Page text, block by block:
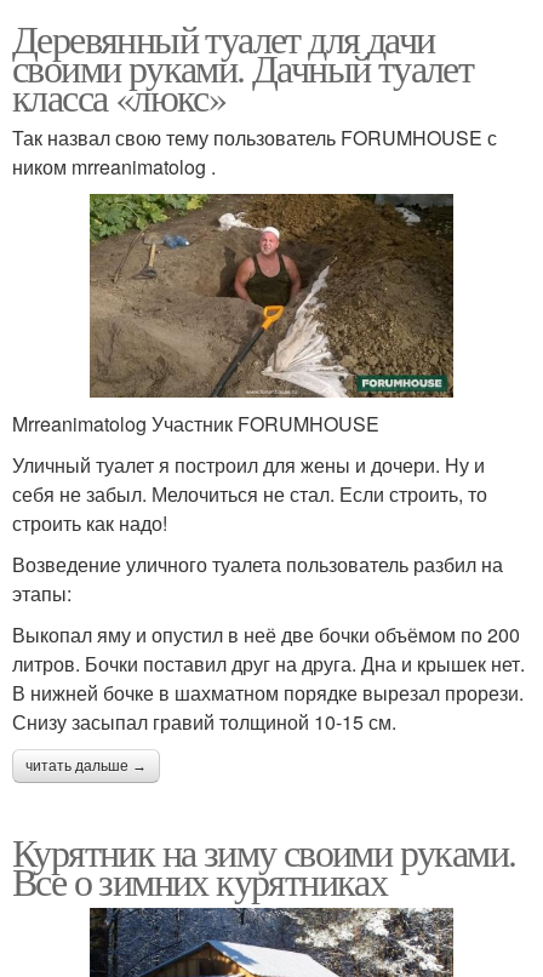
Деревянный туалет для дачи
своими руками. Дачный туалет
класса «люкс»
Так назвал свою тему пользователь FORUMHOUSE с
ником mrreanimatolog .
Mrreanimatolog Участник FORUMHOUSE
Уличный туалет я построил для жены и дочери. Ну и
себя не забыл. Мелочиться не стал. Если строить, то
строить как надо!
Возведение уличного туалета пользователь разбил на
этапы:
Выкопал яму и опустил в неё две бочки объёмом по 200
литров. Бочки поставил друг на друга. Дна и крышек нет.
В нижней бочке в шахматном порядке вырезал прорези.
Снизу засыпал гравий толщиной 10-15 см.
читать дальше →
Курятник на зиму своими руками.
Все о зимних курятниках